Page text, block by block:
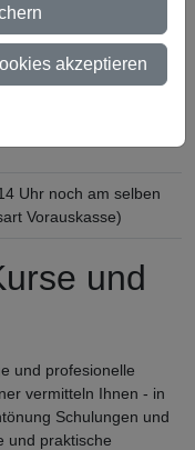
(innerhalb
Uhr noch am selben
Vorauskasse)
und
und profesionelle
vermitteln Ihnen - in
Schulungen und
und praktische
akzeptieren